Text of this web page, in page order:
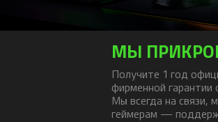
МЫ
Получите 1 год
фирменной гарантии
Мы всегда на связи,
геймерам —